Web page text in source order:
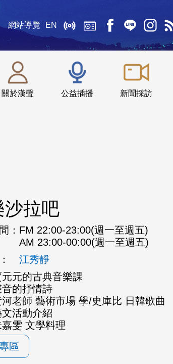
網站導覽 EN
關於漢聲 公益插播 新聞採訪
沙拉吧
： FM 22:00-23:00(週一至週五)
AM 23:00-00:00(週一至週五)
江秀靜
元的古典音樂課
的抒情詩
老師 藝術市場 學/史庫比 日韓歌曲
活動介紹
雯 文學料理
區